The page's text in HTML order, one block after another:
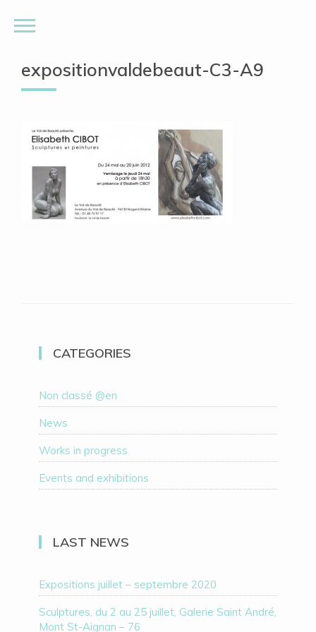
expositionvaldebeaut-C3-A9
CATEGORIES
Non classé @en
News
Works in progress
Events and exhibitions
LAST NEWS
Expositions juillet – septembre 2020
Sculptures, du 2 au 25 juillet, Galerie Saint André,
Mont St-Aignan – 76